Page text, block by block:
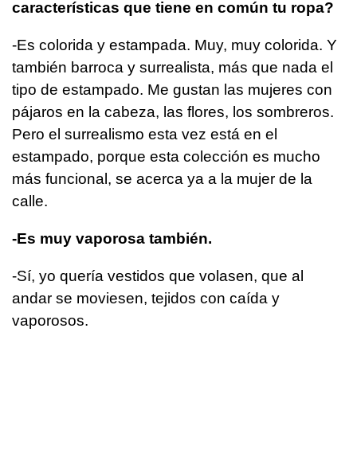
características que tiene en común tu ropa?
-Es colorida y estampada. Muy, muy colorida. Y
también barroca y surrealista, más que nada el
tipo de estampado. Me gustan las mujeres con
pájaros en la cabeza, las flores, los sombreros.
Pero el surrealismo esta vez está en el
estampado, porque esta colección es mucho
más funcional, se acerca ya a la mujer de la
calle.
-Es muy vaporosa también.
-Sí, yo quería vestidos que volasen, que al
andar se moviesen, tejidos con caída y
vaporosos.